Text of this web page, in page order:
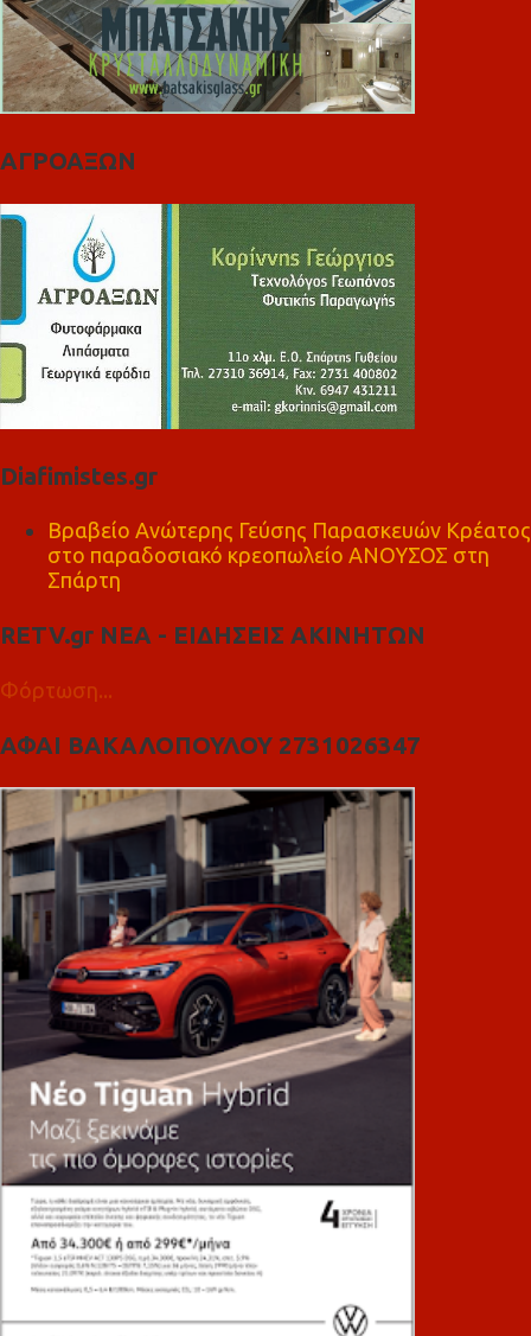
ΑΓΡΟΑΞΩΝ
Diafimistes.gr
Βραβείο Ανώτερης Γεύσης Παρασκευών Κρέατος
στο παραδοσιακό κρεοπωλείο ΑΝΟΥΣΟΣ στη
Σπάρτη
RETV.gr ΝΕΑ - ΕΙΔΗΣΕΙΣ ΑΚΙΝΗΤΩΝ
Φόρτωση...
ΑΦΑΙ ΒΑΚΑΛΟΠΟΥΛΟΥ 2731026347